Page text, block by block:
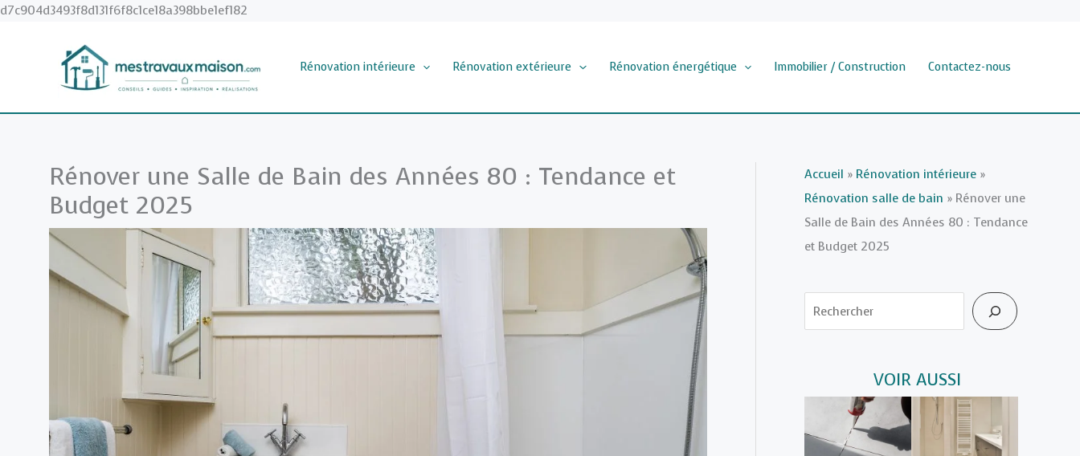
d7c904d3493f8d131f6f8c1ce18a398bbe1ef182
Rénovation intérieure Rénovation extérieure Rénovation énergétique Immobilier / Construction Contactez-nous
Rénover une Salle de Bain des Années 80 : Tendance et
Budget 2025
Accueil » Rénovation intérieure »
Rénovation salle de bain »Rénover une
Salle de Bain des Années 80 : Tendance
et Budget 2025
Rechercher
VOIR AUSSI